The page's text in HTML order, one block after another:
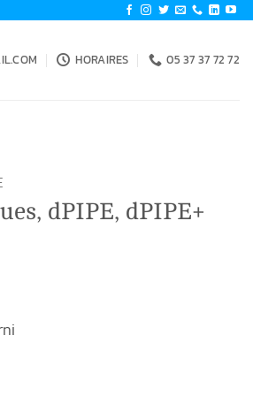
HORAIRES 05 37 37 72 72
dPIPE, dPIPE+